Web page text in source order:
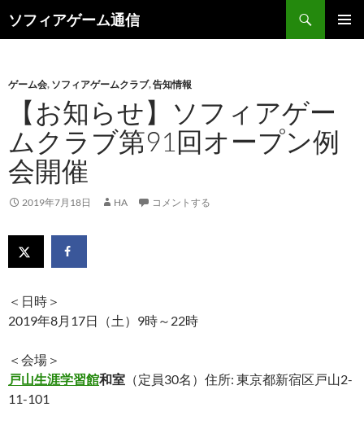
ソフィアゲーム通信
索
ン
ス
キ
ッ
プ
ゲーム会, ソフィアゲームクラブ,告知情報
【お知らせ】ソフィアゲー
ムクラブ第91回オープン例
会開催
2019年7月18日 HA コメントする
＜日時＞
2019年8月17日（土）9時～22時
＜会場＞
戸山生涯学習館和室 （定員30名）住所: 東京都新宿区戸山2-
11-101